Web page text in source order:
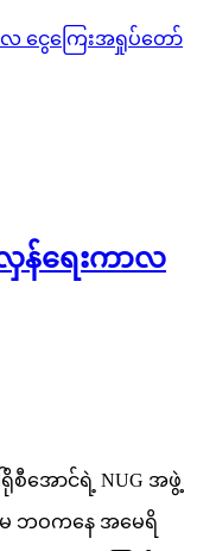
န်ရေးကာလ
စီအောင်ရဲ့ NUG အဖွဲ့
းမ ဘဝကနေ အမေရိ